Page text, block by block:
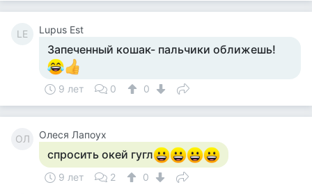
LE Lupus Est
Запеченный кошак- пальчики оближешь!
9 лет 0 0
ОЛ Олеся Лапоух
спросить окей гугл
9 лет 2 0